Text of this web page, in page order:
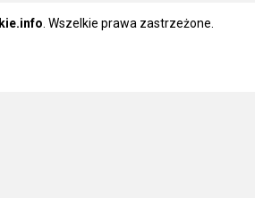
. Wszelkie prawa zastrzeżone.